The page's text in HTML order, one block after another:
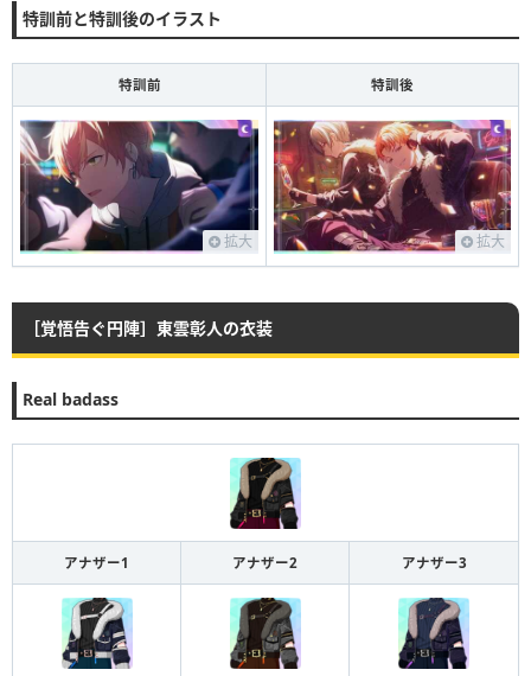
特訓前と特訓後のイラスト
特訓前 特訓後
拡大 拡大
［覚悟告ぐ円陣］東雲彰人の衣装
Real badass
アナザー1 アナザー2 アナザー3